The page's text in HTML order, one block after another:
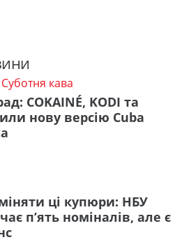
Суботня кава
COKAINÉ, KODI та
нову версію Cuba
ці купюри: НБУ
п’ять номіналів, але є